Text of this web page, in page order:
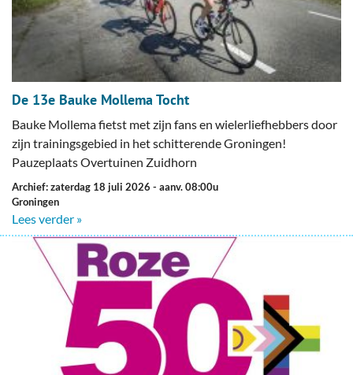
De 13e Bauke Mollema Tocht
Bauke Mollema fietst met zijn fans en wielerliefhebbers door
zijn trainingsgebied in het schitterende Groningen!
Pauzeplaats Overtuinen Zuidhorn
Archief: zaterdag 18 juli 2026 - aanv. 08:00u
Groningen
Lees verder »